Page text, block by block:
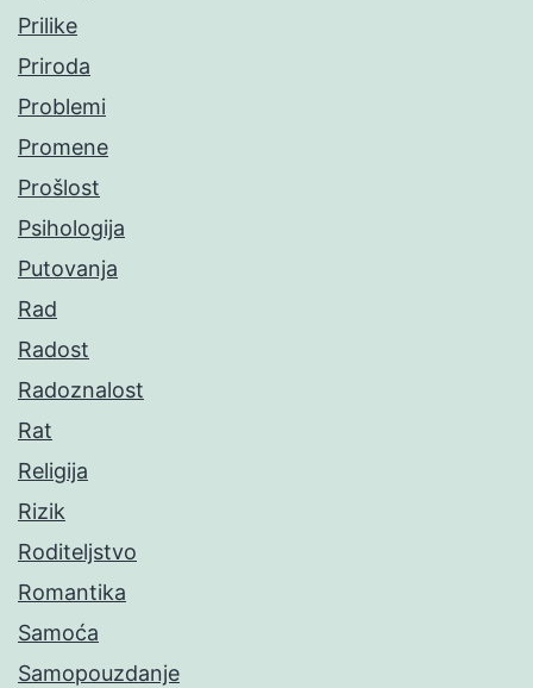
Prilike
Priroda
Problemi
Promene
Prošlost
Psihologija
Putovanja
Rad
Radost
Radoznalost
Rat
Religija
Rizik
Roditeljstvo
Romantika
Samoća
Samopouzdanje